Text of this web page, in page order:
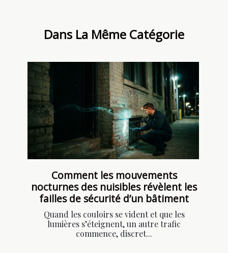
Dans La Même Catégorie
Comment les mouvements
nocturnes des nuisibles révèlent les
failles de sécurité d’un bâtiment
Quand les couloirs se vident et que les
lumières s’éteignent, un autre trafic
commence, discret...